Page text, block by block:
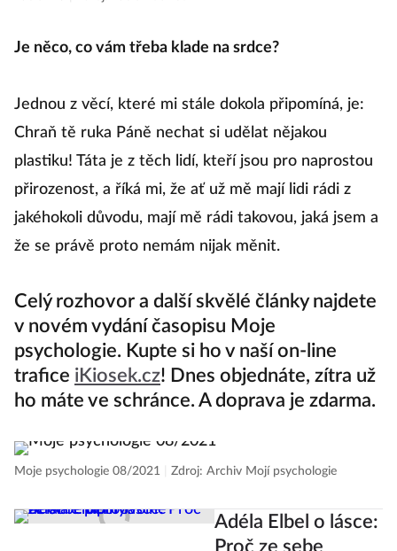
Je něco, co vám třeba klade na srdce?
Jednou z věcí, které mi stále dokola připomíná, je:
Chraň tě ruka Páně nechat si udělat nějakou
plastiku! Táta je z těch lidí, kteří jsou pro naprostou
přirozenost, a říká mi, že ať už mě mají lidi rádi z
jakéhokoli důvodu, mají mě rádi takovou, jaká jsem a
že se právě proto nemám nijak měnit.
Celý rozhovor a další skvělé články najdete
v novém vydání časopisu Moje
psychologie. Kupte si ho v naší on-line
trafice iKiosek.cz! Dnes objednáte, zítra už
ho máte ve schránce. A doprava je zdarma.
Moje psychologie 08/2021 Zdroj: Archiv Mojí psychologie
Adéla Elbel o lásce:
Proč ze sebe